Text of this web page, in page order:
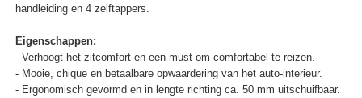
handleiding en 4 zelftappers.
Eigenschappen:
- Verhoogt het zitcomfort en een must om comfortabel te reizen.
- Mooie, chique en betaalbare opwaardering van het auto-interieur.
- Ergonomisch gevormd en in lengte richting ca. 50 mm uitschuifbaar.